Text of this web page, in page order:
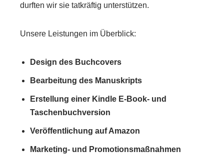
durften wir sie tatkräftig unterstützen.
Unsere Leistungen im Überblick:
Design des Buchcovers
Bearbeitung des Manuskripts
Erstellung einer Kindle E-Book- und
Taschenbuchversion
Veröffentlichung auf Amazon
Marketing- und Promotionsmaßnahmen